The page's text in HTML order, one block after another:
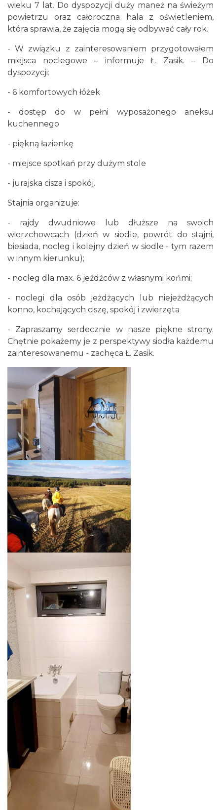
wieku 7 lat. Do dyspozycji duży maneż na świeżym
powietrzu oraz całoroczna hala z oświetleniem,
która sprawia, że zajęcia mogą się odbywać cały rok.
- W związku z zainteresowaniem przygotowałem
miejsca noclegowe – informuje Ł. Zasik. – Do
dyspozycji:
- 6 komfortowych łóżek
- dostęp do w pełni wyposażonego aneksu
kuchennego
- piękną łazienkę
- miejsce spotkań przy dużym stole
- jurajska cisza i spokój.
Stajnia organizuje:
- rajdy dwudniowe lub dłuższe na swoich
wierzchowcach (dzień w siodle, powrót do stajni,
biesiada, nocleg i kolejny dzień w siodle - tym razem
w innym kierunku);
- nocleg dla max. 6 jeźdźców z własnymi końmi;
- noclegi dla osób jeżdżących lub niejeżdżących
konno, kochających ciszę, spokój i zwierzęta
- Zapraszamy serdecznie w nasze piękne strony.
Chętnie pokażemy je z perspektywy siodła każdemu
zainteresowanemu - zachęca Ł. Zasik.